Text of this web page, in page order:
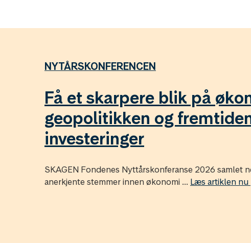
NYTÅRSKONFERENCEN
Få et skarpere blik på
geopolitikken og
investeringer
SKAGEN Fondenes Nyttårskonferanse 2026 samlet
anerkjente stemmer innen økonomi ... Læs artiklen nu